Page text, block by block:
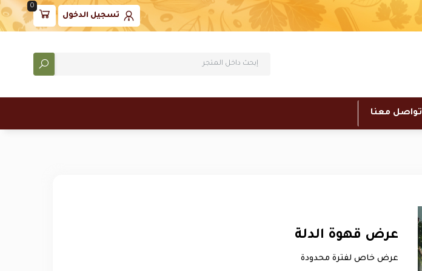
تسجيل الدخول
0
تواصل معنا
عرض قهوة الدلة
عرض خاص لفترة محدودة